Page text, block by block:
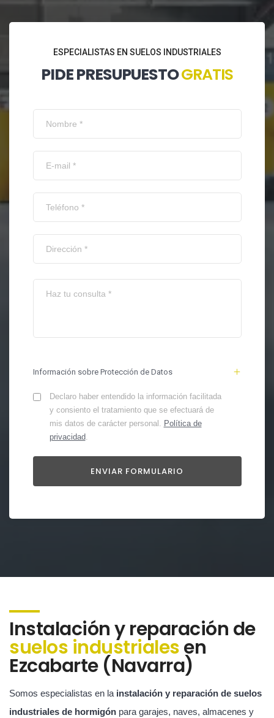
ESPECIALISTAS EN SUELOS INDUSTRIALES
PIDE PRESUPUESTOGRATIS
Información sobre Protección de Datos
Declaro haber entendido la información facilitada
y consiento el tratamiento que se efectuará de
mis datos de carácter personal. Política de
privacidad.
Instalación y reparación de
suelos industrialesen
Ezcabarte (Navarra)
Somos especialistas en la instalación y reparación de suelos
industriales de hormigón para garajes, naves, almacenes y